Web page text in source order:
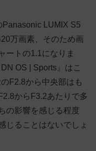
LUMIX S5
万画素、そのため画
ートの1.1になりま
OS | Sports』はこ
F2.8から中央部はも
からF3.2あたりで多
の影響を感じる程度
じることはないでしょ